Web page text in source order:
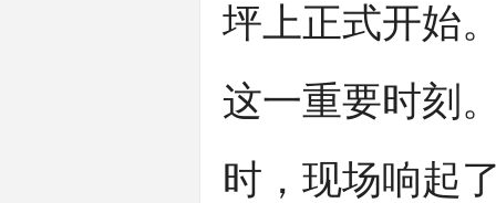
坪上正式开始
这一重要时刻
时，现场响起